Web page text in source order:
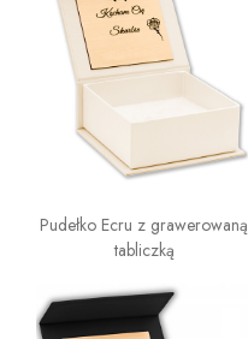
Pudełko Ecru z grawerowaną
tabliczką